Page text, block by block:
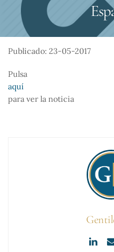
Publicado: 23-05-2017
Pulsa
aquí
para ver la noticia